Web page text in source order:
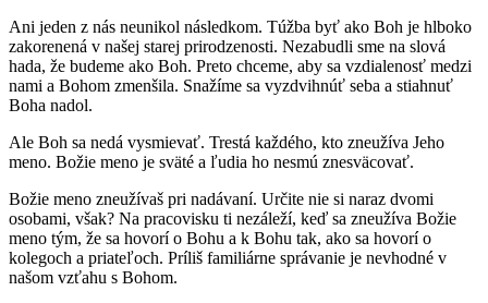
Ani jeden z nás neunikol následkom. Túžba byť ako Boh je hlboko
zakorenená v našej starej prirodzenosti. Nezabudli sme na slová
hada, že budeme ako Boh. Preto chceme, aby sa vzdialenosť medzi
nami a Bohom zmenšila. Snažíme sa vyzdvihnúť seba a stiahnuť
Boha nadol.
Ale Boh sa nedá vysmievať. Trestá každého, kto zneužíva Jeho
meno. Božie meno je sväté a ľudia ho nesmú znesväcovať.
Božie meno zneužívaš pri nadávaní. Určite nie si naraz dvomi
osobami, však? Na pracovisku ti nezáleží, keď sa zneužíva Božie
meno tým, že sa hovorí o Bohu a k Bohu tak, ako sa hovorí o
kolegoch a priateľoch. Príliš familiárne správanie je nevhodné v
našom vzťahu s Bohom.